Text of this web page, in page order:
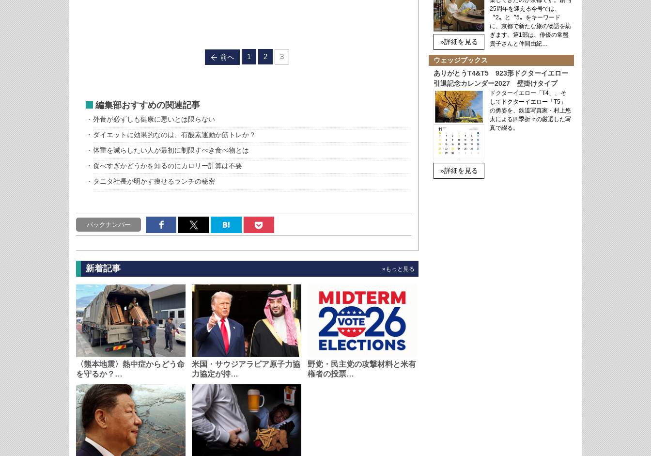
前へ 1 2 3
編集部おすすめの関連記事
外食が必ずしも健康に悪いとは限らない
ダイエットに効果的なのは、有酸素運動か筋トレか？
体重を減らしたい人が最初に制限すべき食べ物とは
食べすぎかどうかを知るのにカロリー計算は不要
タニタ社長が明かす痩せるランチの秘密
バックナンバー
新着記事 »もっと見る
〈熊本地震〉熱中症からどう命
を守るか？…
米国・サウジアラビア原子力協
力協定が持…
野党・民主党の攻撃材料と米有
権者の投票…
»詳細を見る
25周年を迎える今号では、
〝2〟と〝5〟をキーワード
に、京都で新たな旅の物語を紡
ぎます。第1部は、俳優の常盤
貴子さんと仲間由紀…
ウェッジブックス
ありがとうT4&T5 923形ドクターイエロー
引退記念カレンダー2027 壁掛けタイプ
»詳細を見る
ドクターイエロー「T4」、そ
してドクターイエロー「T5」
の勇姿を、鉄道写真家・村上悠
太による四季折々の厳選した写
真で綴る。